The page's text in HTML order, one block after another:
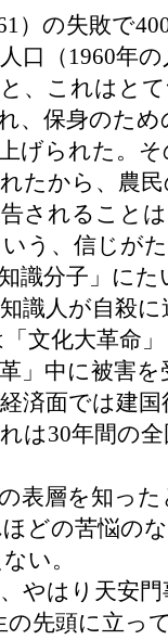
）の失敗で
口（1960年
、これはと
、保身のた
げられた。
たから、農
されること
う、信じが
識分子」にた
識人が自殺
文化大革命
」中に被害
済面では建
は30年間の
表層を知っ
どの苦悩の
い。
やはり天安
先頭に立っ